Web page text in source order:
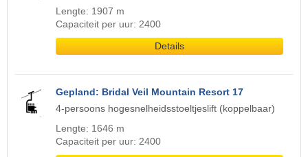
Lengte: 1907 m
Capaciteit per uur: 2400
Details
Gepland: Bridal Veil Mountain Resort 17
4-persoons hogesnelheidsstoeltjeslift (koppelbaar)
Lengte: 1646 m
Capaciteit per uur: 2400